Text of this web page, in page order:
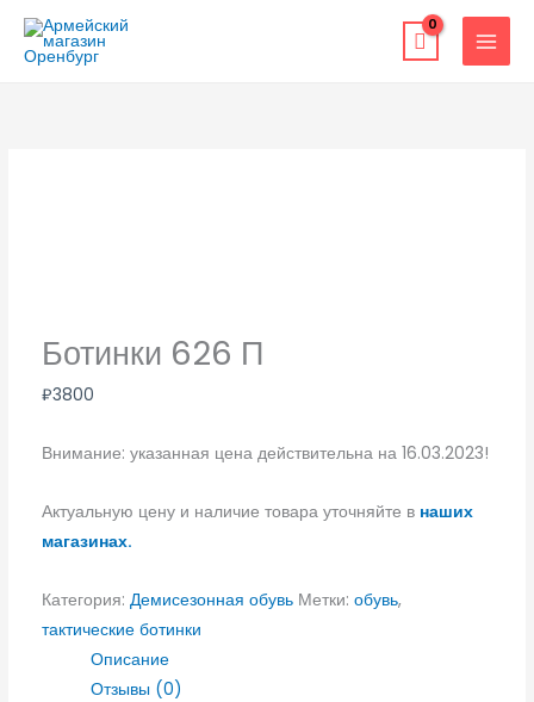
Перейти
содержимому
Ботинки 626 П
₽3800
Внимание: указанная цена действительна на 16.03.2023!
Актуальную цену и наличие товара уточняйте в наших
магазинах.
Категория: Демисезонная обувь Метки: обувь,
тактические ботинки
Описание
Отзывы (0)